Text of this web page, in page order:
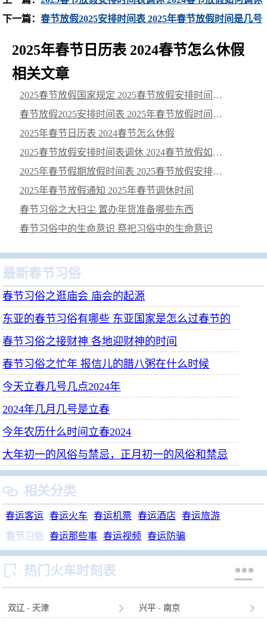
下一篇：春节放假2025安排时间表 2025年春节放假时间是几号
2025年春节日历表 2024春节怎么休假
相关文章
2025春节放假国家规定 2025春节放假安排时间及调休安排
春节放假2025安排时间表 2025年春节放假时间是几号
2025年春节日历表 2024春节怎么休假
2025春节放假安排时间表调休 2024春节放假如何调休
2025年春节假期放假时间表 2025春节放假安排时间表调休
2025年春节放假通知 2025年春节调休时间
春节习俗之大扫尘 置办年货准备哪些东西
春节习俗中的生命意识 祭祀习俗中的生命意识
最新春节习俗
春节习俗之逛庙会 庙会的起源
东亚的春节习俗有哪些 东亚国家是怎么过春节的
春节习俗之接财神 各地迎财神的时间
春节习俗之忙年 报信儿的腊八粥在什么时候
今天立春几号几点2024年
2024年几月几号是立春
今年农历什么时间立春2024
大年初一的风俗与禁忌，正月初一的风俗和禁忌
 相关分类
春运客运 春运火车 春运机票 春运酒店
春运旅游
春节习俗
春运那些事 春运视频 春运防骗
 热门火车时刻表 
双辽 - 天津  兴平 - 南京 